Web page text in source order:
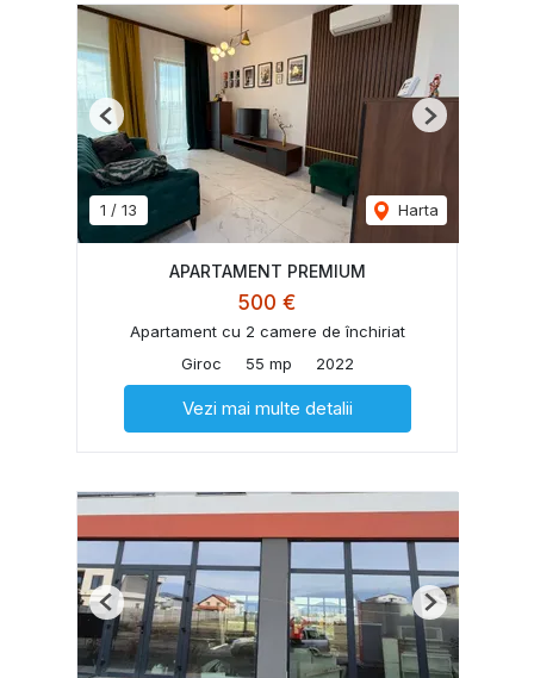
1 / 13 Harta
Previous Next
APARTAMENT PREMIUM
500 €
Apartament cu 2 camere de închiriat
Giroc
55 mp 2022
Vezi mai multe detalii
Previous Next